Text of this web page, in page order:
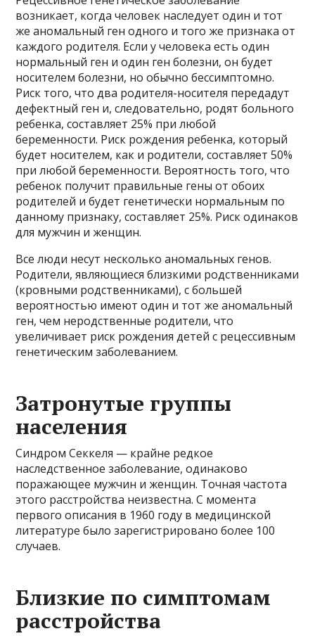
возникает, когда человек наследует один и тот
же аномальный ген одного и того же признака от
каждого родителя. Если у человека есть один
нормальный ген и один ген болезни, он будет
носителем болезни, но обычно бессимптомно.
Риск того, что два родителя-носителя передадут
дефектный ген и, следовательно, родят больного
ребенка, составляет 25% при любой
беременности. Риск рождения ребенка, который
будет носителем, как и родители, составляет 50%
при любой беременности. Вероятность того, что
ребенок получит правильные гены от обоих
родителей и будет генетически нормальным по
данному признаку, составляет 25%. Риск одинаков
для мужчин и женщин.
Все люди несут несколько аномальных генов.
Родители, являющиеся близкими родственниками
(кровными родственниками), с большей
вероятностью имеют один и тот же аномальный
ген, чем неродственные родители, что
увеличивает риск рождения детей с рецессивным
генетическим заболеванием.
Затронутые группы
населения
Синдром Секкеля — крайне редкое
наследственное заболевание, одинаково
поражающее мужчин и женщин. Точная частота
этого расстройства неизвестна. С момента
первого описания в 1960 году в медицинской
литературе было зарегистрировано более 100
случаев.
Близкие по симптомам
расстройства